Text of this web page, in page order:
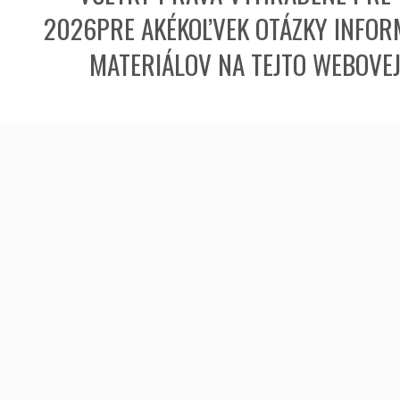
2026PRE AKÉKOĽVEK OTÁZKY
MATERIÁLOV NA TEJTO